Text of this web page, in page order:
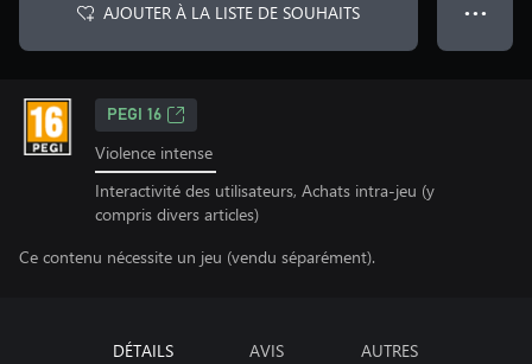
AJOUTER À LA LISTE DE SOUHAITS ● ● ●
PEGI 16
Violence intense
Interactivité des utilisateurs, Achats intra-jeu (y
compris divers articles)
Ce contenu nécessite un jeu (vendu séparément).
DÉTAILS AVIS AUTRES